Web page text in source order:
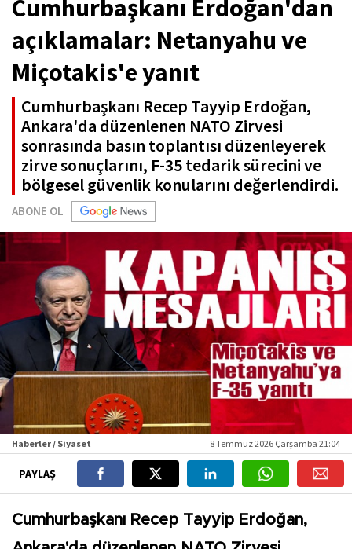
Cumhurbaşkanı Erdoğan'dan
açıklamalar: Netanyahu ve
Miçotakis'e yanıt
Cumhurbaşkanı Recep Tayyip Erdoğan,
Ankara'da düzenlenen NATO Zirvesi
sonrasında basın toplantısı düzenleyerek
zirve sonuçlarını, F-35 tedarik sürecini ve
bölgesel güvenlik konularını değerlendirdi.
ABONE OL
Haberler / Siyaset 8 Temmuz 2026 Çarşamba 21:04
PAYLAŞ
Cumhurbaşkanı Recep Tayyip Erdoğan,